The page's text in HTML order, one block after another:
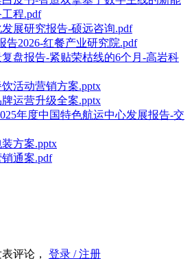
程.pdf
展研究报告-硕远咨询.pdf
告2026-红餐产业研究院.pdf
盘报告-紧贴荣枯线的6个月-高岩科
活动营销方案.pptx
运营升级全案.pptx
年度中国特色航运中心发展报告-交
方案.pptx
通案.pdf
评论， 登录 / 注册